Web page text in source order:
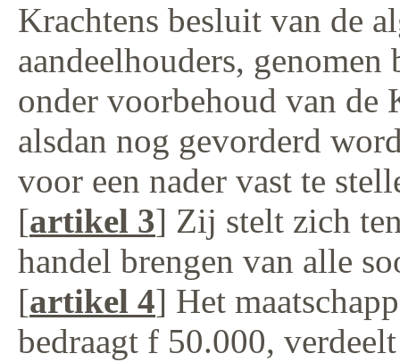
Krachtens besluit van de
aandeelhouders,
onder voorbehoud van
alsdan nog gevorderd
voor een nader vast te
[artikel 3] Zij stelt zich
handel brengen van alle
[artikel 4] Het
bedraagt f 50.000,